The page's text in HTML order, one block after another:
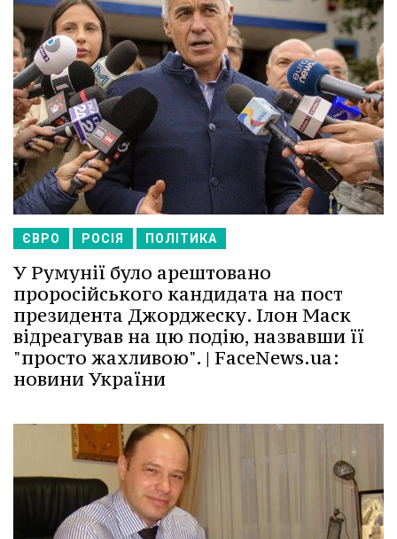
ЄВРО РОСІЯ ПОЛІТИКА
У Румунії було арештовано
проросійського кандидата на пост
президента Джорджеску. Ілон Маск
відреагував на цю подію, назвавши її
"просто жахливою". | FaceNews.ua:
новини України